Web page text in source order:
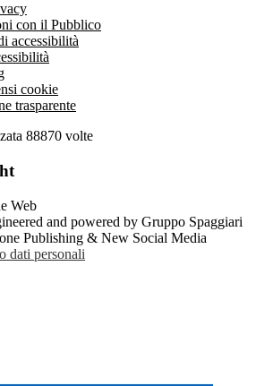
con il Pubblico
accessibilità
cookie
trasparente
88870 volte
and powered by Gruppo Spaggiari
Publishing & New Social Media
dati personali